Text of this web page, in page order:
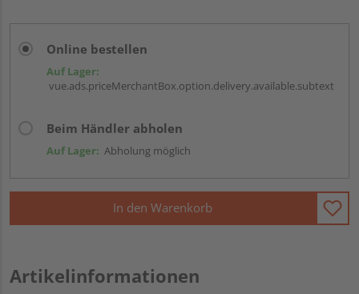
Online bestellen
Auf Lager:
vue.ads.priceMerchantBox.option.delivery.available.subtext
Beim Händler abholen
Auf Lager: Abholung möglich
In den Warenkorb
Artikelinformationen